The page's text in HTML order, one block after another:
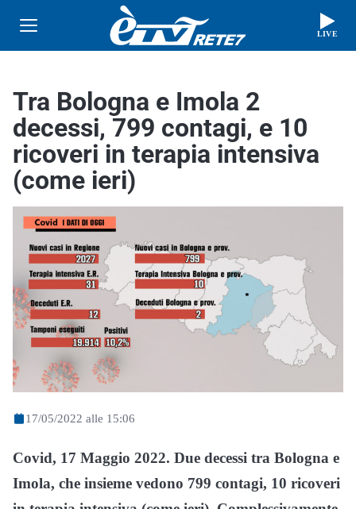
LIVE
Tra Bologna e Imola 2
decessi, 799 contagi, e 10
ricoveri in terapia intensiva
(come ieri)
17/05/2022 alle 15:06
Covid, 17 Maggio 2022. Due decessi tra Bologna e
Imola, che insieme vedono 799 contagi, 10 ricoveri